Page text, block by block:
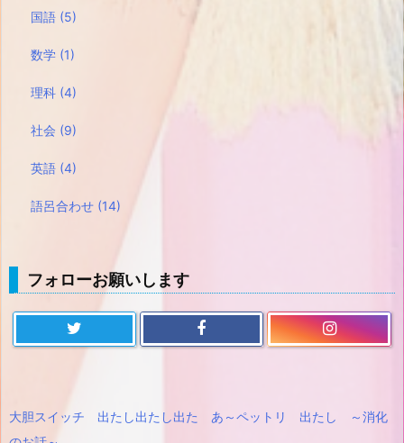
国語 (5)
数学 (1)
理科 (4)
社会 (9)
英語 (4)
語呂合わせ (14)
フォローお願いします
大胆スイッチ 出たし出たし出た あ～ペットリ 出たし ～消化